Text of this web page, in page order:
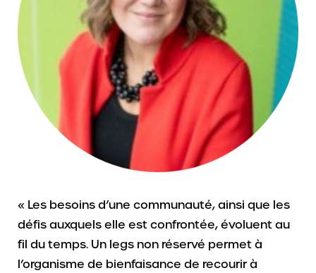
« Les besoins d’une communauté, ainsi que les
défis auxquels elle est confrontée, évoluent au
fil du temps. Un legs non réservé permet à
l’organisme de bienfaisance de recourir à